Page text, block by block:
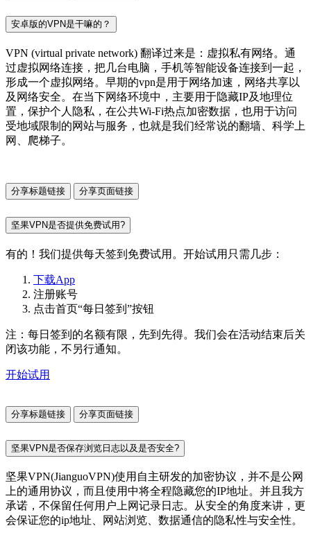
安卓版的VPN是干嘛的？
VPN (virtual private network) 翻译过来是：虚拟私有网络。通
过虚拟网络连接，把几台电脑，手机等智能设备连接到一起，
形成一个虚拟网络。早期的vpn是用于网络加速，网络共享以
及网络安全。在当下网络环境中，主要用于隐藏IP及地理位
置，保护个人隐私，在公共Wi-Fi热点加密数据，也用于访问
受地域限制的网站与服务，也就是我们经常说的翻墙、科学上
网、爬梯子。
分享标题链接 分享页面链接
坚果VPN是否提供免费试用?
有的！我们提供每天签到免费试用。开始试用只需几步：
下载App
注册账号
点击首页“每日签到”按钮
注：每日签到的名额有限，先到先得。我们会在活动结束后关
闭该功能，不另行通知。
开始试用
分享标题链接 分享页面链接
坚果VPN是否保存浏览日志以及是否安全?
坚果VPN(JianguoVPN)使用自主研发的加密协议，并不是公网
上的通用协议，而且使用中将全程隐藏您的IP地址。并且我方
承诺，不保留任何用户上网记录日志。从安全的角度来讲，更
会保证您的ip地址、网站浏览、数据通信的隐私性与安全性。